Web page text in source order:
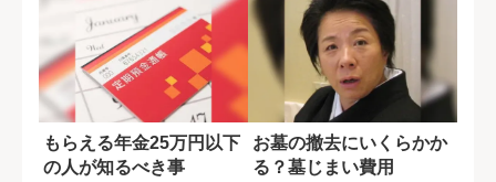
もらえる年金25万円以下
の人が知るべき事
お墓の撤去にいくらかか
る？墓じまい費用